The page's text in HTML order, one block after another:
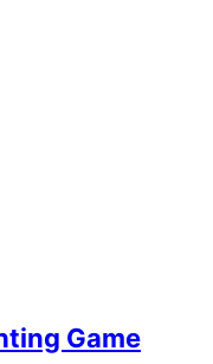
Game